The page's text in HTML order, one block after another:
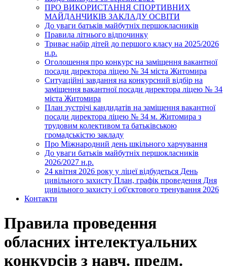
ПРО ВИКОРИСТАННЯ СПОРТИВНИХ
МАЙДАНЧИКІВ ЗАКЛАДУ ОСВІТИ
До уваги батьків майбутніх першокласників
Правила літнього відпочинку
Триває набір дітей до першого класу на 2025/2026
н.р.
Оголошення про конкурс на заміщення вакантної
посади директора ліцею № 34 міста Житомира
Ситуаційні завдання на конкурсний відбір на
заміщення вакантної посади директора ліцею № 34
міста Житомира
План зустрічі кандидатів на заміщення вакантної
посади директора ліцею № 34 м. Житомира з
трудовим колективом та батьківською
громадськістю закладу
Про Міжнародний день шкільного харчування
До уваги батьків майбутніх першокласників
2026/2027 н.р.
24 квітня 2026 року у ліцеї відбудеться День
цивільного захисту План, графік проведення Дня
цивільного захисту і об'єктового тренування 2026
Контакти
Правила проведення
обласних інтелектуальних
конкурсів з навч. предм.